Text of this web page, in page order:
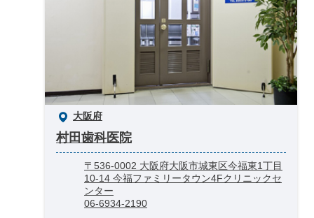
大阪府
村田歯科医院
〒536-0002 大阪府大阪市城東区今福東1丁目
10-14 今福ファミリータウン4Fクリニックセ
ンター
06-6934-2190